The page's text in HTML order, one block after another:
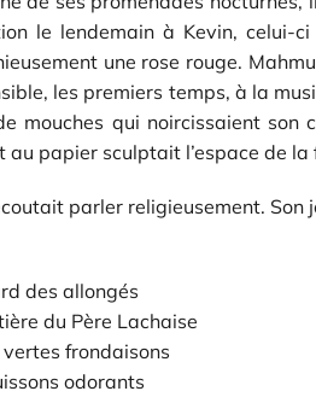
le lendemain à Kevin, celui-
une rose rouge.
les premiers temps, à la
mouches qui noircissaient son
au papier sculptait l’espace de
parler religieusement.
des allongés
du Père Lachaise
vertes frondaisons
odorants